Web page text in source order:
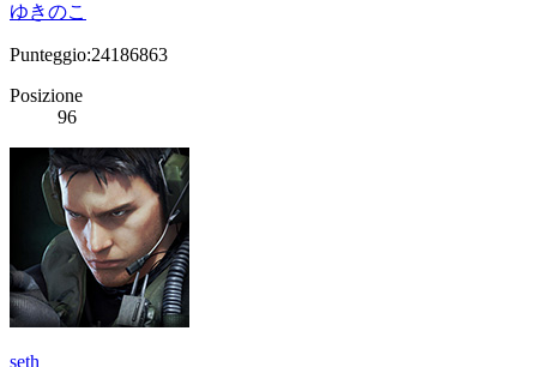
ゆきのこ
Punteggio:24186863
Posizione
96
seth